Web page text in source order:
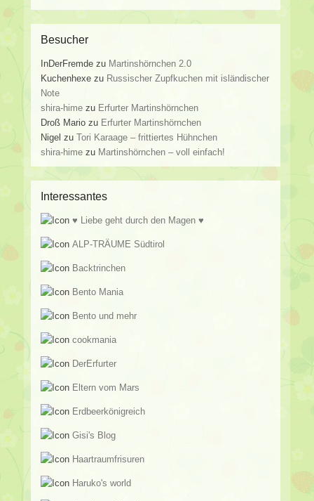
Besucher
InDerFremde zu Martinshörnchen 2.0
Kuchenhexe zu Russischer Zupfkuchen mit isländischer
Note
shira-hime zu Erfurter Martinshörnchen
Droß Mario zu Erfurter Martinshörnchen
Nigel zuTori Karaage – frittiertes Hühnchen
shira-hime zu Martinshörnchen – voll einfach!
Interessantes
♥ Liebe geht durch den Magen ♥
ALP-TRÄUME Südtirol
Backtrinchen
Bento Mania
Bento und mehr
cookmania
DerErfurter
Eltern vom Mars
Erdbeerkönigreich
Gisi's Blog
Haartraumfrisuren
Haruko's world